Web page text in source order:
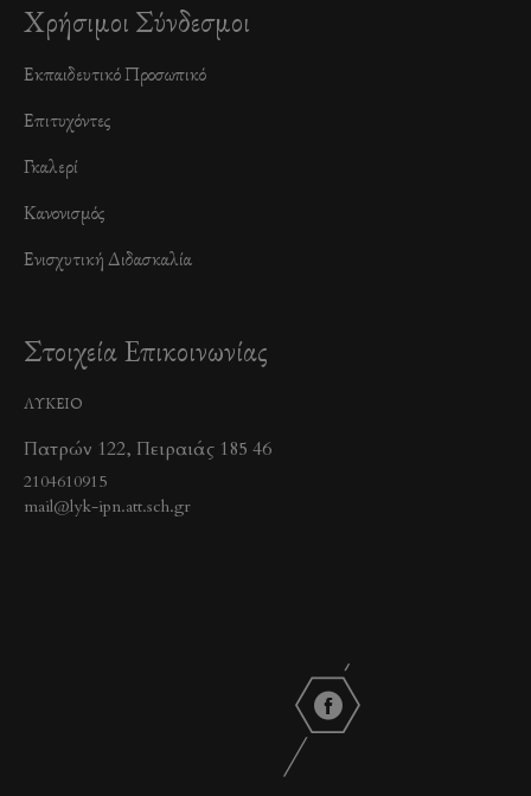
Χρήσιμοι Σύνδεσμοι
Εκπαιδευτικό Προσωπικό
Επιτυχόντες
Γκαλερί
Κανονισμός
Ενισχυτική Διδασκαλία
Στοιχεία Επικοινωνίας
ΛΥΚΕΙΟ
Πατρών 122, Πειραιάς 185 46
2104610915
mail@lyk-ipn.att.sch.gr